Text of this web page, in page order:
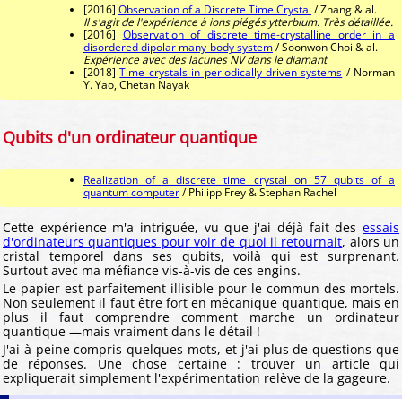
[2016] Observation of a Discrete Time Crystal / Zhang & al.
Il s'agit de l'expérience à ions piégés ytterbium. Très détaillée.
[2016] Observation of discrete time-crystalline order in a
disordered dipolar many-body system/ Soonwon Choi & al.
Expérience avec des lacunes NV dans le diamant
[2018]Time crystals in periodically driven systems / Norman
Y. Yao, Chetan Nayak
Qubits d'un ordinateur quantique
Realization of a discrete time crystal on 57 qubits of a
quantum computer/ Philipp Frey & Stephan Rachel
Cette expérience m'a intriguée, vu que j'ai déjà fait des essais
d'ordinateurs quantiques pour voir de quoi il retournait, alors un
cristal temporel dans ses qubits, voilà qui est surprenant.
Surtout avec ma méfiance vis-à-vis de ces engins.
Le papier est parfaitement illisible pour le commun des mortels.
Non seulement il faut être fort en mécanique quantique, mais en
plus il faut comprendre comment marche un ordinateur
quantique —mais vraiment dans le détail !
J'ai à peine compris quelques mots, et j'ai plus de questions que
de réponses. Une chose certaine : trouver un article qui
expliquerait simplement l'expérimentation relève de la gageure.